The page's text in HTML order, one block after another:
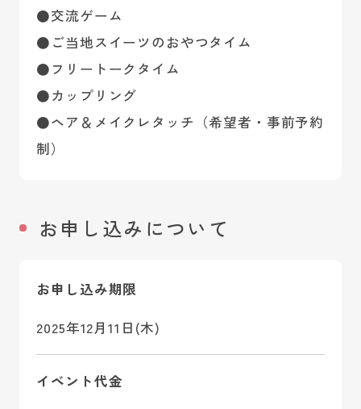
●交流ゲーム
●ご当地スイーツのおやつタイム
●フリートークタイム
●カップリング
●ヘア＆メイクレタッチ（希望者・事前予約
制）
お申し込みについて
お申し込み期限
2025年12月11日(木)
イベント代金